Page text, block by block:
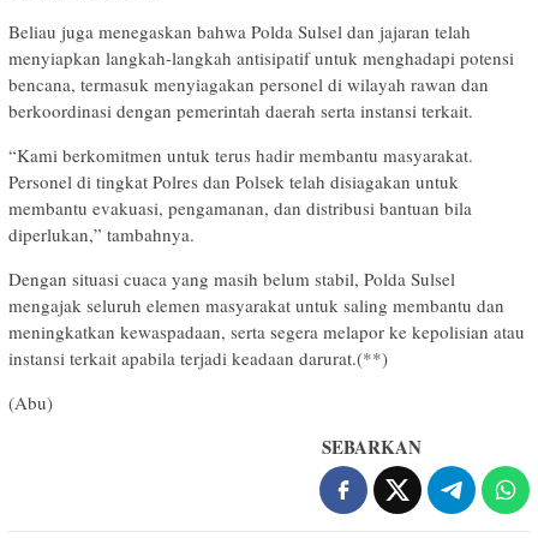
Beliau juga menegaskan bahwa Polda Sulsel dan jajaran telah
menyiapkan langkah-langkah antisipatif untuk menghadapi potensi
bencana, termasuk menyiagakan personel di wilayah rawan dan
berkoordinasi dengan pemerintah daerah serta instansi terkait.
“Kami berkomitmen untuk terus hadir membantu masyarakat.
Personel di tingkat Polres dan Polsek telah disiagakan untuk
membantu evakuasi, pengamanan, dan distribusi bantuan bila
diperlukan,” tambahnya.
Dengan situasi cuaca yang masih belum stabil, Polda Sulsel
mengajak seluruh elemen masyarakat untuk saling membantu dan
meningkatkan kewaspadaan, serta segera melapor ke kepolisian atau
instansi terkait apabila terjadi keadaan darurat.(**)
(Abu)
SEBARKAN